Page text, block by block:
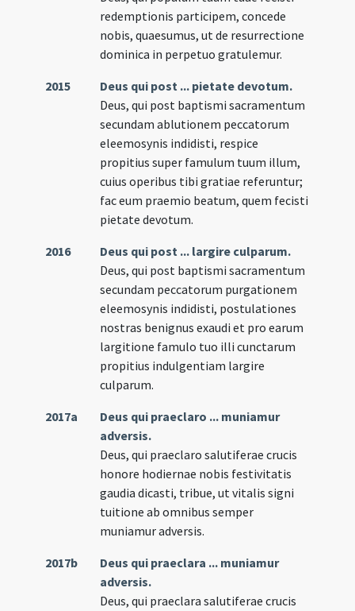
redemptionis participem, concede
nobis, quaesumus, ut de resurrectione
dominica in perpetuo gratulemur.
2015
Deus qui post ... pietate devotum.
Deus, qui post baptismi sacramentum
secundam ablutionem peccatorum
eleemosynis indidisti, respice
propitius super famulum tuum illum,
cuius operibus tibi gratiae referuntur;
fac eum praemio beatum, quem fecisti
pietate devotum.
2016
Deus qui post ... largire culparum.
Deus, qui post baptismi sacramentum
secundam peccatorum purgationem
eleemosynis indidisti, postulationes
nostras benignus exaudi et pro earum
largitione famulo tuo illi cunctarum
propitius indulgentiam largire
culparum.
2017a
Deus qui praeclaro ... muniamur
adversis.
Deus, qui praeclaro salutiferae crucis
honore hodiernae nobis festivitatis
gaudia dicasti, tribue, ut vitalis signi
tuitione ab omnibus semper
muniamur adversis.
2017b
Deus qui praeclara ... muniamur
adversis.
Deus, qui praeclara salutiferae crucis